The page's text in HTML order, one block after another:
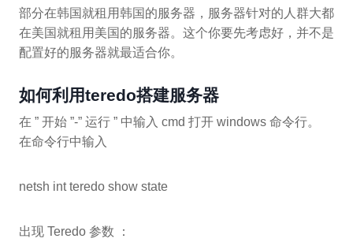
部分在韩国就租用韩国的服务器，服务器针对的人群大都
在美国就租用美国的服务器。这个你要先考虑好，并不是
配置好的服务器就最适合你。
如何利用teredo搭建服务器
在 ” 开始 ”-” 运行 ” 中输入 cmd 打开 windows 命令行。
在命令行中输入
netsh int teredo show state
出现 Teredo 参数 ：